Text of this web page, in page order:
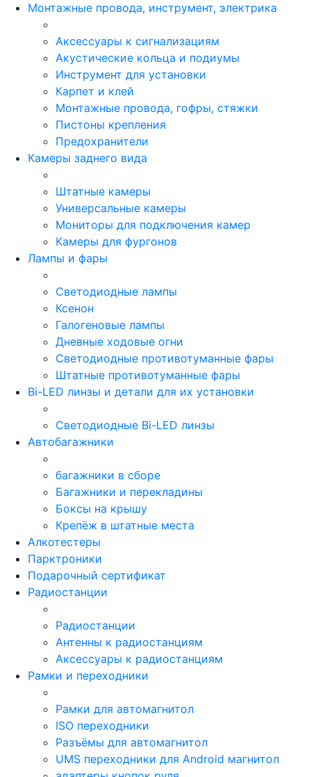
Монтажные провода, инструмент, электрика
Аксессуары к сигнализациям
Акустические кольца и подиумы
Инструмент для установки
Карпет и клей
Монтажные провода, гофры, стяжки
Пистоны крепления
Предохранители
Камеры заднего вида
Штатные камеры
Универсальные камеры
Мониторы для подключения камер
Камеры для фургонов
Лампы и фары
Светодиодные лампы
Ксенон
Галогеновые лампы
Дневные ходовые огни
Светодиодные противотуманные фары
Штатные противотуманные фары
Bi-LED линзы и детали для их установки
Светодиодные Bi-LED линзы
Автобагажники
багажники в сборе
Багажники и перекладины
Боксы на крышу
Крепёж в штатные места
Алкотестеры
Парктроники
Подарочный сертификат
Радиостанции
Радиостанции
Антенны к радиостанциям
Аксессуары к радиостанциям
Рамки и переходники
Рамки для автомагнитол
ISO переходники
Разъёмы для автомагнитол
UMS переходники для Android магнитол